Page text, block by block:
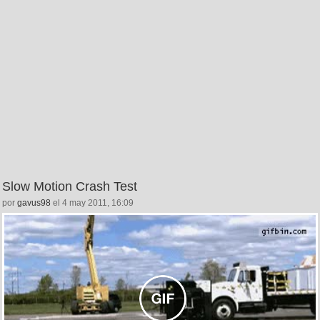
Slow Motion Crash Test
por gavus98 el 4 may 2011, 16:09